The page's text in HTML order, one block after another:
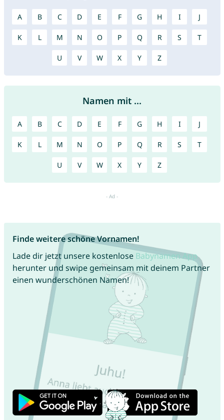
A B C D E F G H I J
K L M N O P Q R S T
U V W X Y Z
Namen mit ...
A B C D E F G H I J
K L M N O P Q R S T
U V W X Y Z
Finde weitere schöne Vornamen!
Lade dir jetzt unsere kostenlose Babynamen App
herunter und swipe gemeinsam mit deinem Partner
einen wunderschönen Namen!